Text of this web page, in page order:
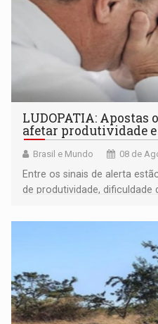
LUDOPATIA: Apostas
afetar produtividade
Brasil e Mundo 08 de
Entre os sinais de alerta
de produtividade, dificuldade